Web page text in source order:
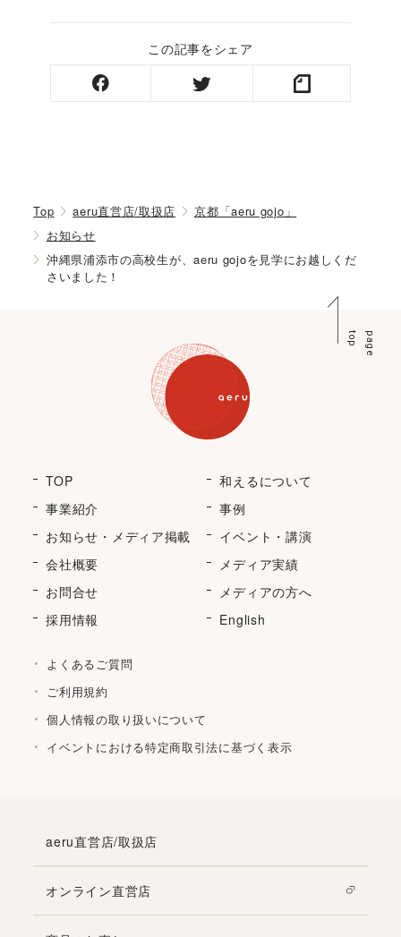
この記事をシェア
Top aeru直営店/取扱店
京都「aeru gojo」
お知らせ
沖縄県浦添市の高校生が、aeru gojoを見学にお越しくだ
さいました！
p
a
g
e
t
o
p
TOP
和えるについて
事業紹介
事例
お知らせ・メディア掲載
イベント・講演
会社概要
メディア実績
お問合せ
メディアの方へ
採用情報
English
よくあるご質問
ご利用規約
個人情報の取り扱いについて
イベントにおける特定商取引法に基づく表示
aeru直営店/取扱店
オンライン直営店